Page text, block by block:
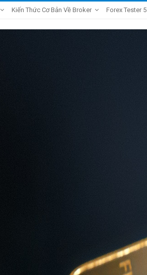
Kiến Thức Cơ Bản Về Broker Forex Tester 5